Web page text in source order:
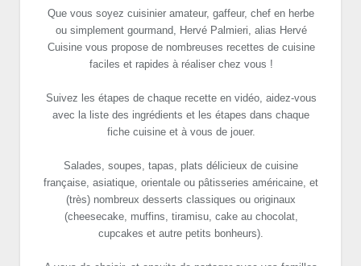
Que vous soyez cuisinier amateur, gaffeur, chef en herbe
ou simplement gourmand, Hervé Palmieri, alias Hervé
Cuisine vous propose de nombreuses recettes de cuisine
faciles et rapides à réaliser chez vous !
Suivez les étapes de chaque recette en vidéo, aidez-vous
avec la liste des ingrédients et les étapes dans chaque
fiche cuisine et à vous de jouer.
Salades, soupes, tapas, plats délicieux de cuisine
française, asiatique, orientale ou pâtisseries américaine, et
(très) nombreux desserts classiques ou originaux
(cheesecake, muffins, tiramisu, cake au chocolat,
cupcakes et autre petits bonheurs).